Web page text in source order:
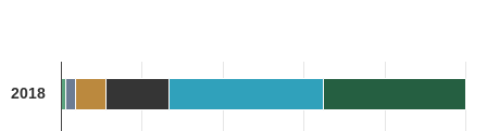
Bar chart with 6 data series.
Kilde: Utdanningsdirektoratet
2018